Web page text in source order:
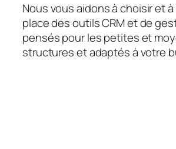
Nous vous aidons à choisir et
place des outils CRM et de
pensés pour les petites et
structures et adaptés à votre